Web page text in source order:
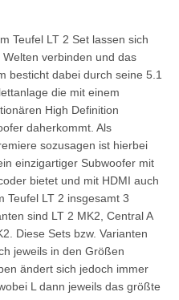
Teufel LT 2 Set lassen sich
Welten verbinden und das
besticht dabei durch seine 5.1
die mit einem
High Definition
daherkommt. Als
sozusagen ist hierbei
einzigartiger Subwoofer mit
bietet und mit HDMI auch
Teufel LT 2 insgesamt 3
sind LT 2 MK2, Central A
Diese Sets bzw. Varianten
jeweils in den Größen
ändert sich jedoch immer
L dann jeweils das größte